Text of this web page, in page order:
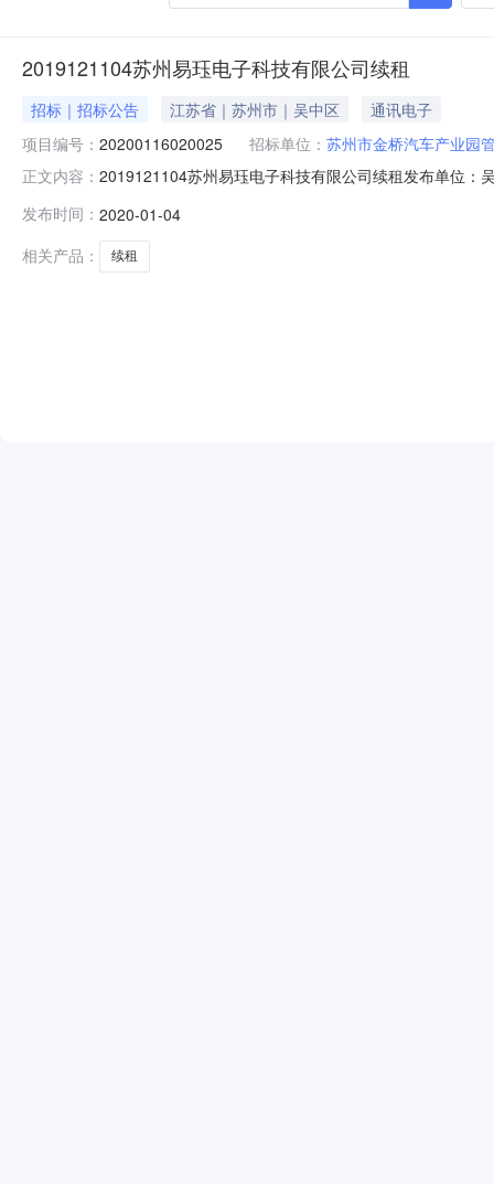
2019121104苏州易珏电子科技有限公司续租
招标｜招标公告 江苏省｜苏州市｜吴中区
通讯电子
项目编号： 20200116020025 招标单位： 苏州市金桥汽车产业园
正文内容： 2019121104苏州易珏电子科技有限公司续租发布单位
(元)172872.00原承租人苏州易珏电子科技有限公司租赁
发布时间： 2020-01-04
相关产品：
续租